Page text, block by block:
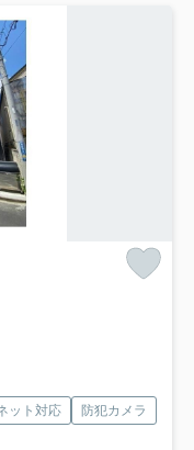
ット対応
防犯カメラ